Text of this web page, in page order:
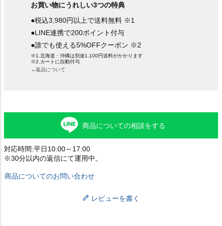
お買い物にうれしい3つの特典
●税込3,980円以上で送料無料 ※1
●LINE連携で200ポイント付与
●誰でも使える5%OFFクーポン ※2
※1.北海道・沖縄は別途1,100円送料がかかります
※2.カートに自動付与
→返品について
商品についての相談をする
対応時間:平日10:00～17:00
※30分以内の返信にて運用中。
商品についてのお問い合わせ
レビューを書く